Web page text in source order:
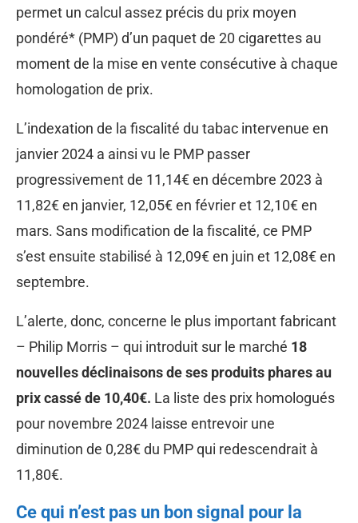
permet un calcul assez précis du prix moyen
pondéré* (PMP) d’un paquet de 20 cigarettes au
moment de la mise en vente consécutive à chaque
homologation de prix.
L’indexation de la fiscalité du tabac intervenue en
janvier 2024 a ainsi vu le PMP passer
progressivement de 11,14€ en décembre 2023 à
11,82€ en janvier, 12,05€ en février et 12,10€ en
mars. Sans modification de la fiscalité, ce PMP
s’est ensuite stabilisé à 12,09€ en juin et 12,08€ en
septembre.
L’alerte, donc, concerne le plus important fabricant
– Philip Morris – qui introduit sur le marché 18
nouvelles déclinaisons de ses produits phares au
prix cassé de 10,40€. La liste des prix homologués
pour novembre 2024 laisse entrevoir une
diminution de 0,28€ du PMP qui redescendrait à
11,80€.
Ce qui n’est pas un bon signal pour la